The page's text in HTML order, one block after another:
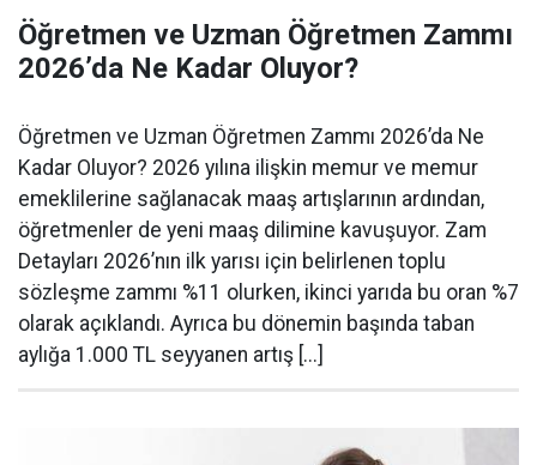
Öğretmen ve Uzman Öğretmen Zammı
2026’da Ne Kadar Oluyor?
Öğretmen ve Uzman Öğretmen Zammı 2026’da Ne
Kadar Oluyor? 2026 yılına ilişkin memur ve memur
emeklilerine sağlanacak maaş artışlarının ardından,
öğretmenler de yeni maaş dilimine kavuşuyor. Zam
Detayları 2026’nın ilk yarısı için belirlenen toplu
sözleşme zammı %11 olurken, ikinci yarıda bu oran %7
olarak açıklandı. Ayrıca bu dönemin başında taban
aylığa 1.000 TL seyyanen artış [...]